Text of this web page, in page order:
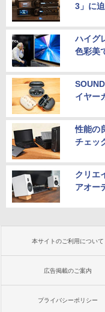
3」に
ハイグ
色彩美
イヤー
性能の
チェッ
クリエ
アオー
本サイトのご利用について
広告掲載のご案内
プライバシーポリシー